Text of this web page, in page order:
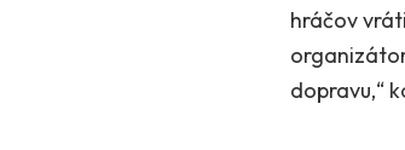
hráčov
dopravu,“